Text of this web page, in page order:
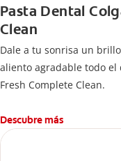
Pasta Dental
Clean
Dale a tu sonrisa un
aliento agradable todo el
Fresh Complete Clean.
Descubre más